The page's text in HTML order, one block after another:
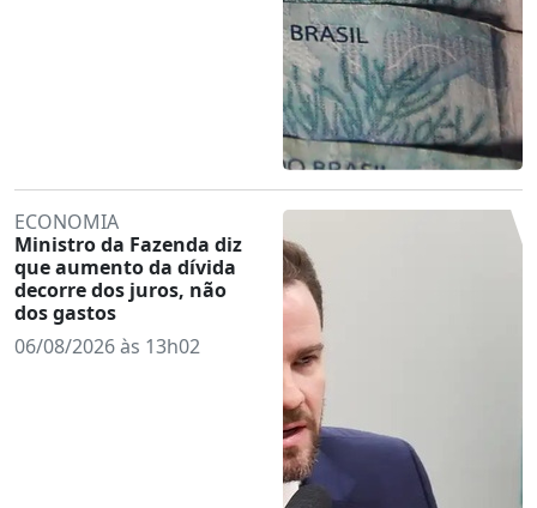
ECONOMIA
Ministro da Fazenda diz
que aumento da dívida
decorre dos juros, não
dos gastos
06/08/2026 às 13h02